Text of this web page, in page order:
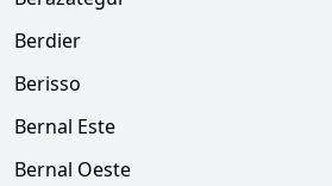
Berdier
Berisso
Bernal Este
Bernal Oeste